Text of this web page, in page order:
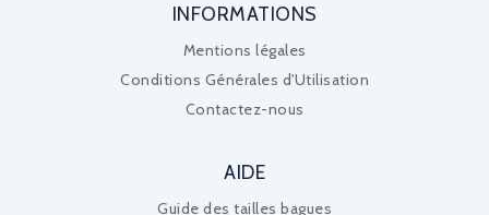
INFORMATIONS
Mentions légales
Conditions Générales d'Utilisation
Contactez-nous
AIDE
Guide des tailles bagues